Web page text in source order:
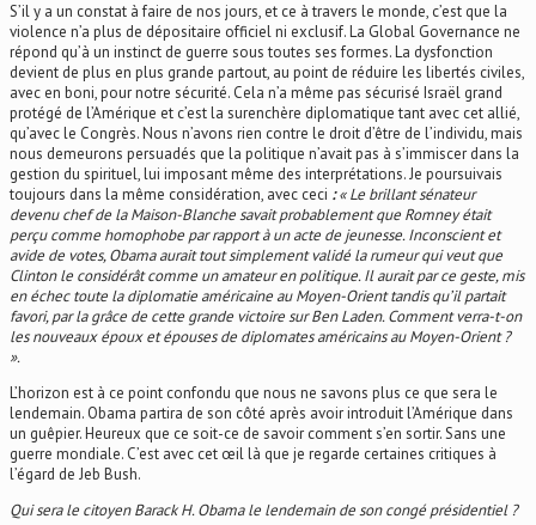
S’il y a un constat à faire de nos jours, et ce à travers le monde, c’est que la
violence n’a plus de dépositaire officiel ni exclusif. La Global Governance ne
répond qu’à un instinct de guerre sous toutes ses formes. La dysfonction
devient de plus en plus grande partout, au point de réduire les libertés civiles,
avec en boni, pour notre sécurité. Cela n’a même pas sécurisé Israël grand
protégé de l’Amérique et c’est la surenchère diplomatique tant avec cet allié,
qu’avec le Congrès. Nous n’avons rien contre le droit d’être de l’individu, mais
nous demeurons persuadés que la politique n’avait pas à s’immiscer dans la
gestion du spirituel, lui imposant même des interprétations. Je poursuivais
toujours dans la même considération, avec ceci : «Le brillant sénateur
devenu chef de la Maison-Blanche savait probablement que Romney était
perçu comme homophobe par rapport à un acte de jeunesse. Inconscient et
avide de votes, Obama aurait tout simplement validé la rumeur qui veut que
Clinton le considérât comme un amateur en politique. Il aurait par ce geste, mis
en échec toute la diplomatie américaine au Moyen-Orient tandis qu’il partait
favori, par la grâce de cette grande victoire sur Ben Laden. Comment verra-t-on
les nouveaux époux et épouses de diplomates américains au Moyen-Orient ?
».
L’horizon est à ce point confondu que nous ne savons plus ce que sera le
lendemain. Obama partira de son côté après avoir introduit l’Amérique dans
un guêpier. Heureux que ce soit-ce de savoir comment s’en sortir. Sans une
guerre mondiale. C’est avec cet œil là que je regarde certaines critiques à
l’égard de Jeb Bush.
Qui sera le citoyen Barack H. Obama le lendemain de son congé présidentiel ?